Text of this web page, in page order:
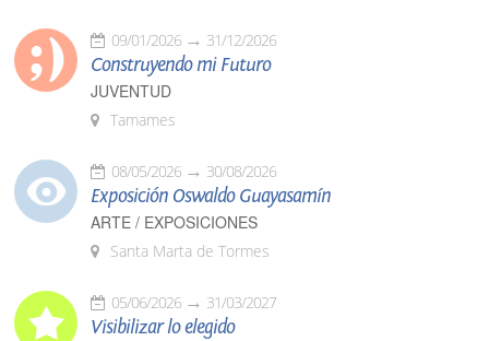
09/01/2026 31/12/2026
Construyendo mi Futuro
JUVENTUD
Tamames
08/05/2026 30/08/2026
Exposición Oswaldo Guayasamín
ARTE / EXPOSICIONES
Santa Marta de Tormes
05/06/2026 31/03/2027
Visibilizar lo elegido